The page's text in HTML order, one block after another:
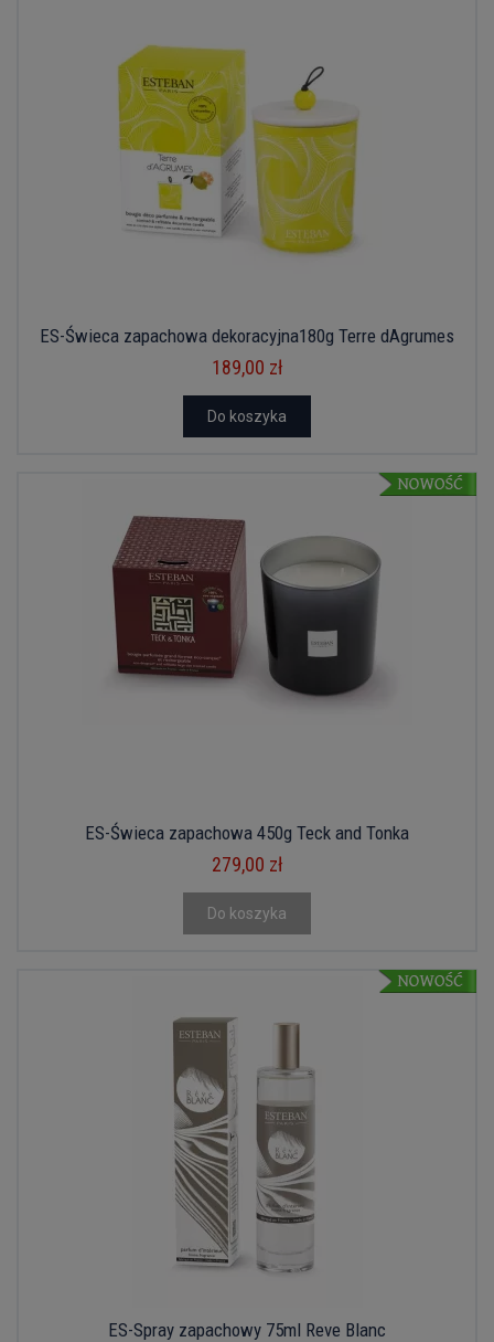
ES-Świeca zapachowa dekoracyjna180g Terre dAgrumes
189,00 zł
Do koszyka
ES-Świeca zapachowa 450g Teck and Tonka
279,00 zł
Do koszyka
ES-Spray zapachowy 75ml Reve Blanc